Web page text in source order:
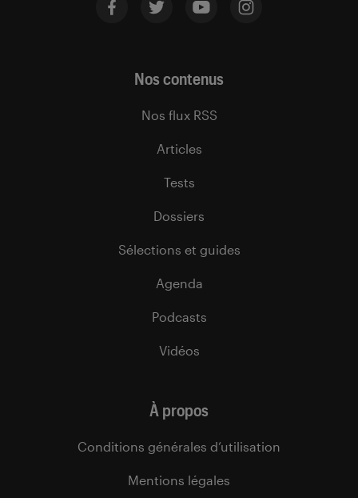
Nos contenus
Nos flux RSS
Articles
Tests
Dossiers
Sélections et guides
Agenda
Podcasts
Vidéos
À propos
Conditions générales d’utilisation
Mentions légales